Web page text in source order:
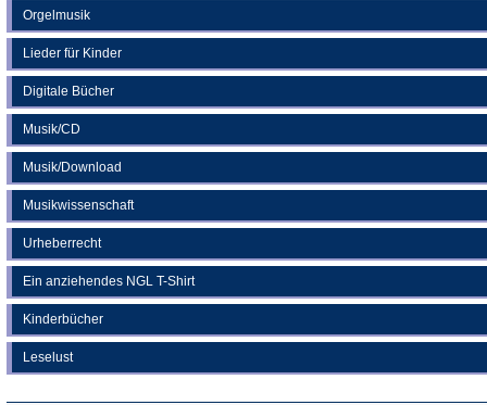
Orgelmusik
Lieder für Kinder
Digitale Bücher
Musik/CD
Musik/Download
Musikwissenschaft
Urheberrecht
Ein anziehendes NGL T-Shirt
Kinderbücher
Leselust